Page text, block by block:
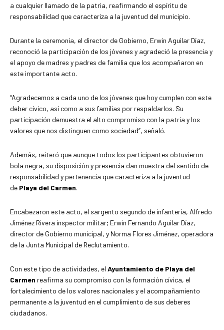
a cualquier llamado de la patria, reafirmando el espíritu de
responsabilidad que caracteriza a la juventud del municipio.
Durante la ceremonia, el director de Gobierno, Erwin Aguilar Díaz,
reconoció la participación de los jóvenes y agradeció la presencia y
el apoyo de madres y padres de familia que los acompañaron en
este importante acto.
“Agradecemos a cada uno de los jóvenes que hoy cumplen con este
deber cívico, así como a sus familias por respaldarlos. Su
participación demuestra el alto compromiso con la patria y los
valores que nos distinguen como sociedad”, señaló.
Además, reiteró que aunque todos los participantes obtuvieron
bola negra, su disposición y presencia dan muestra del sentido de
responsabilidad y pertenencia que caracteriza a la juventud
de Playa del Carmen.
Encabezaron este acto, el sargento segundo de infantería, Alfredo
Jiménez Rivera inspector militar; Erwin Fernando Aguilar Díaz,
director de Gobierno municipal, y Norma Flores Jiménez, operadora
de la Junta Municipal de Reclutamiento.
Con este tipo de actividades, el Ayuntamiento de Playa del
Carmen reafirma su compromiso con la formación cívica, el
fortalecimiento de los valores nacionales y el acompañamiento
permanente a la juventud en el cumplimiento de sus deberes
ciudadanos.